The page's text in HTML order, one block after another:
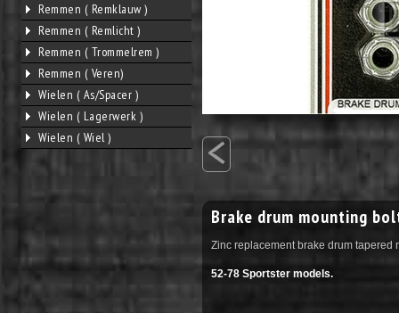
Remmen ( Remklauw )
Remmen ( Remlicht )
Remmen ( Trommelrem )
Remmen ( Veren)
Wielen ( As/Spacer )
Wielen ( Lagerwerk )
Wielen ( Wiel )
<
Brake drum mounting
Zinc replacement brake drum tapered
52-78 Sportster models.